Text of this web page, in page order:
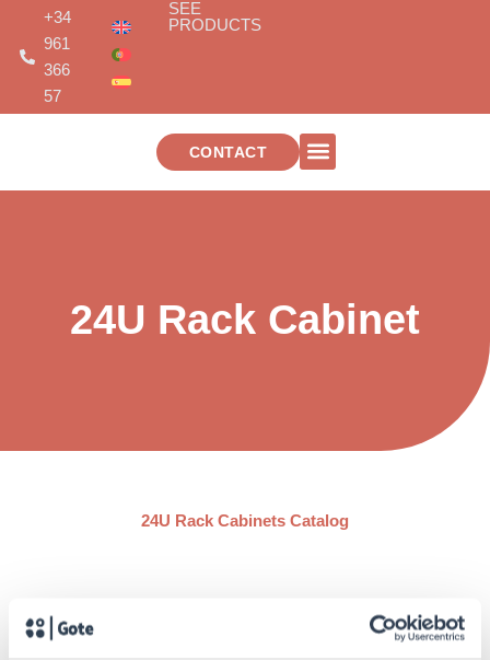
content
+34
961
366
57
SEE
PRODUCTS
CONTACT
24U Rack Cabinet
24U Rack Cabinets Catalog